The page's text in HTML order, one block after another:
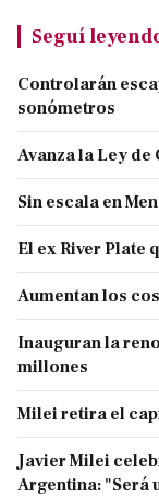
Seguí
Controlarán
sonómetros
Avanza la Ley
Sin escala en
El ex River Plate
Aumentan los
Inauguran la
millones
Milei retira el
Javier Milei
Argentina: "Será